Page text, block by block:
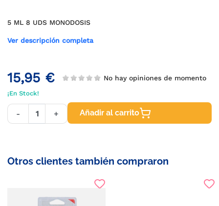
5 ML 8 UDS MONODOSIS
Ver descripción completa
15,95 € No hay opiniones de momento
¡En Stock!
- + Añadir al carrito
Otros clientes también compraron